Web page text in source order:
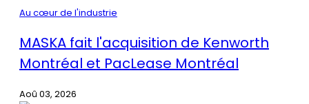
Au cœur de l'industrie
MASKA fait l'acquisition de Kenworth
Montréal et PacLease Montréal
Aoû 03, 2026